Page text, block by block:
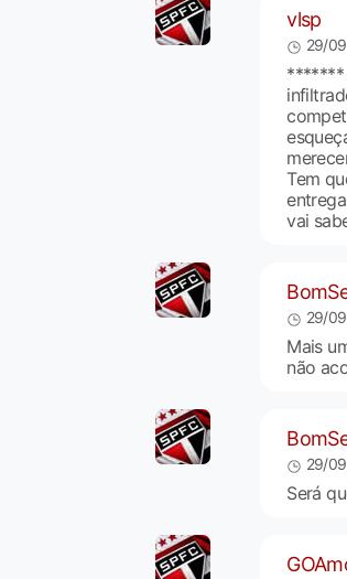
vlsp
29/
*******
Tem
vai
29/
Mais
não
29/
Será